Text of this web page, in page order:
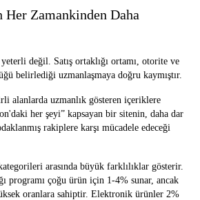
Her Zamankinden Daha
yeterli değil. Satış ortaklığı ortamı, otorite ve
belirlediği uzmanlaşmaya doğru kaymıştır.
alanlarda uzmanlık gösteren içeriklere
her şeyi” kapsayan bir sitenin, daha dar
rakiplere karşı mücadele edeceği
arasında büyük farklılıklar gösterir.
programı çoğu ürün için 1-4% sunar, ancak
oranlara sahiptir. Elektronik ürünler 2%